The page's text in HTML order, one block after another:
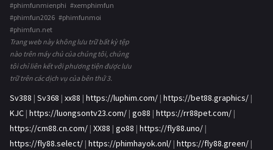
#phimfunmienphi #xemphimfun
#phimfun2026 #phimfunmoi
#phimfun.net
Trang web này không lưu trữ bất kỳ tệp
nào trên máy chủ của chúng tôi, chúng
tôi chỉ liên kết với phương tiện được lưu
trữ trên các dịch vụ của bên thứ 3.
Sv388 | Sv368 | xx88 | https://luphim.com/ | https://bet88.graphics/ |
KJC | https://luongsontv23.com/ | go88 | https://rr88pet.com/ |
https://cm88.cn.com/ | XX88 | go88 | https://fly88.uno/ |
https://fly88.select/ | https://phimhayok.onl/ | https://fly88.green/ |